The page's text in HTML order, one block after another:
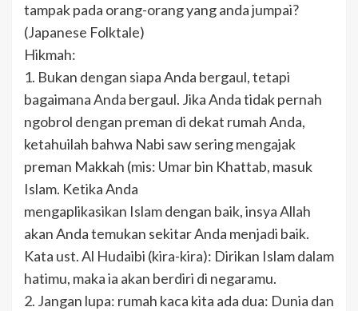
tampak pada orang-orang yang anda jumpai?
(Japanese Folktale)
Hikmah:
1. Bukan dengan siapa Anda bergaul, tetapi
bagaimana Anda bergaul. Jika Anda tidak pernah
ngobrol dengan preman di dekat rumah Anda,
ketahuilah bahwa Nabi saw sering mengajak
preman Makkah (mis: Umar bin Khattab, masuk
Islam. Ketika Anda
mengaplikasikan Islam dengan baik, insya Allah
akan Anda temukan sekitar Anda menjadi baik.
Kata ust. Al Hudaibi (kira-kira): Dirikan Islam dalam
hatimu, maka ia akan berdiri di negaramu.
2. Jangan lupa: rumah kaca kita ada dua: Dunia dan